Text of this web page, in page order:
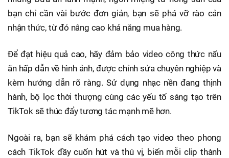
bạn chỉ cần vài bước đơn giản, bạn sẽ phá vỡ rào cản
nhận thức, từ đó nâng cao khả năng mua hàng.
Để đạt hiệu quả cao, hãy đảm bảo video công thức nấu
ăn hấp dẫn về hình ảnh, được chỉnh sửa chuyên nghiệp và
kèm hướng dẫn rõ ràng. Sử dụng nhạc nền đang thịnh
hành, bộ lọc thời thượng cùng các yếu tố sáng tạo trên
TikTok sẽ thúc đẩy tương tác mạnh mẽ hơn.
Ngoài ra, bạn sẽ khám phá cách tạo video theo phong
cách TikTok đầy cuốn hút và thú vị, biến mỗi clip thành